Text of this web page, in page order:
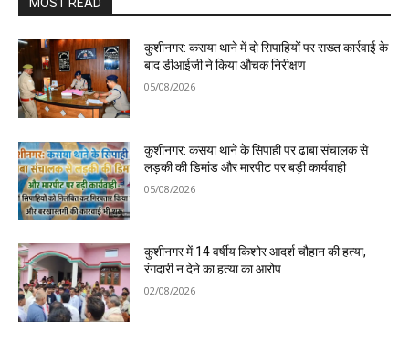
कुशीनगर: कसया थाने में दो सिपाहियों पर सख्त कार्रवाई के
बाद डीआईजी ने किया औचक निरीक्षण
05/08/2026
कुशीनगर: कसया थाने के सिपाही पर ढाबा संचालक से
लड़की की डिमांड और मारपीट पर बड़ी कार्यवाही
05/08/2026
कुशीनगर में 14 वर्षीय किशोर आदर्श चौहान की हत्या,
रंगदारी न देने का हत्या का आरोप
02/08/2026